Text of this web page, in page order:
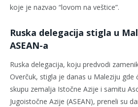
koje je nazvao “lovom na veštice”.
Ruska delegacija stigla u
ASEAN-a
Ruska delegacija, koju predvodi
Overčuk, stigla je danas u Maleziju gde
skupu zemalja Istočne Azije i samitu
Jugoistočne Azije (ASEAN), preneli su